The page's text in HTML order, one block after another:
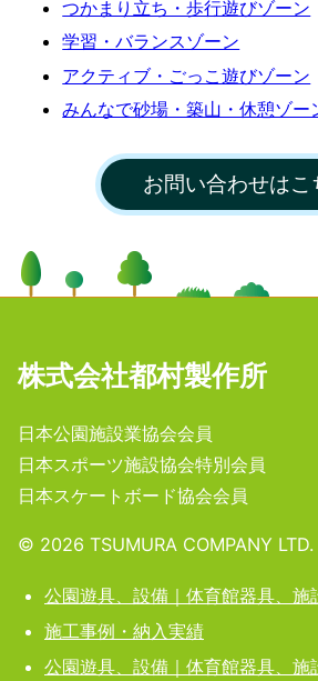
つかまり立ち・歩行遊びゾーン
学習・バランスゾーン
アクティブ・ごっこ遊びゾーン
みんなで砂場・築山・休憩ゾー
お問い合わせはこ
株式会社都村製作所
日本公園施設業協会会員
日本スポーツ施設協会特別会員
日本スケートボード協会会員
©️ 2026 TSUMURA COMPANY LTD.
公園遊具、設備｜体育館器具、施
施工事例・納入実績
公園遊具、設備｜体育館器具、施